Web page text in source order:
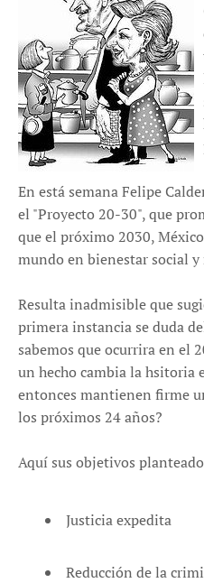
En está semana Felipe
el "Proyecto 20-30", que
que el próximo 2030,
mundo en bienestar social
Resulta inadmisible que
primera instancia se duda
sabemos que ocurrira en el
un hecho cambia la hsitoria
entonces mantienen firme
los próximos 24 años?
Aquí sus objetivos
Justicia expedita
Reducción de la